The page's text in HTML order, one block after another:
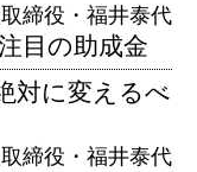
締役・福井泰代
目の助成金
対に変えるべ
締役・福井泰代